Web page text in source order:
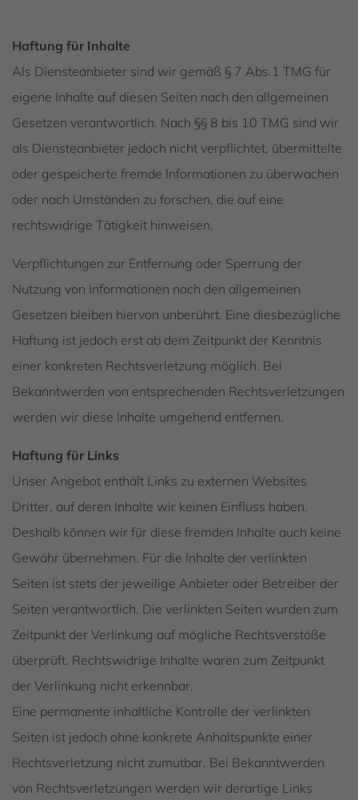
Haftung für Inhalte
Als Diensteanbieter sind wir gemäß § 7 Abs.1 TMG für
eigene Inhalte auf diesen Seiten nach den allgemeinen
Gesetzen verantwortlich. Nach §§ 8 bis 10 TMG sind wir
als Diensteanbieter jedoch nicht verpflichtet, übermittelte
oder gespeicherte fremde Informationen zu überwachen
oder nach Umständen zu forschen, die auf eine
rechtswidrige Tätigkeit hinweisen.
Verpflichtungen zur Entfernung oder Sperrung der
Nutzung von Informationen nach den allgemeinen
Gesetzen bleiben hiervon unberührt. Eine diesbezügliche
Haftung ist jedoch erst ab dem Zeitpunkt der Kenntnis
einer konkreten Rechtsverletzung möglich. Bei
Bekanntwerden von entsprechenden Rechtsverletzungen
werden wir diese Inhalte umgehend entfernen.
Haftung für Links
Unser Angebot enthält Links zu externen Websites
Dritter, auf deren Inhalte wir keinen Einfluss haben.
Deshalb können wir für diese fremden Inhalte auch keine
Gewähr übernehmen. Für die Inhalte der verlinkten
Seiten ist stets der jeweilige Anbieter oder Betreiber der
Seiten verantwortlich. Die verlinkten Seiten wurden zum
Zeitpunkt der Verlinkung auf mögliche Rechtsverstöße
überprüft. Rechtswidrige Inhalte waren zum Zeitpunkt
der Verlinkung nicht erkennbar.
Eine permanente inhaltliche Kontrolle der verlinkten
Seiten ist jedoch ohne konkrete Anhaltspunkte einer
Rechtsverletzung nicht zumutbar. Bei Bekanntwerden
von Rechtsverletzungen werden wir derartige Links